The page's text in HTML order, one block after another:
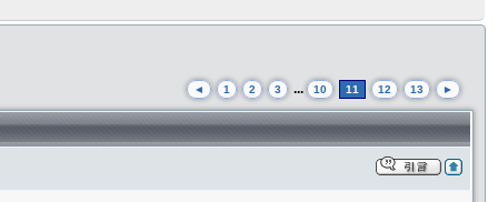
◄ 1 2 3 ... 10 11 12 13 ►